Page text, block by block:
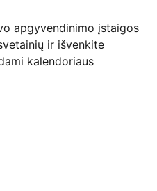
apgyvendinimo įstaigos
ir išvenkite
kalendoriaus